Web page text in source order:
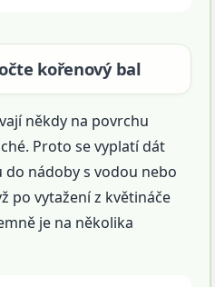
kořenový bal
někdy na povrchu
Proto se vyplatí dát
nádoby s vodou nebo
po vytažení z květináče
je na několika